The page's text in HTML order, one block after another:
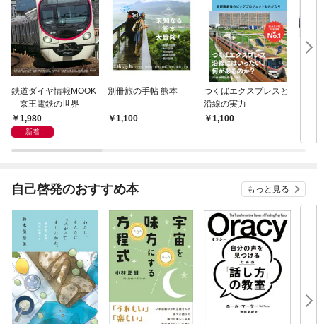
鉄道ダイヤ情報MOOK
京王電鉄の世界
1,980
新着
別冊旅の手帖 熊本
1,100
つくばエクスプレスと
沿線の実力
1,100
自己啓発のおすすめ本 もっと見る